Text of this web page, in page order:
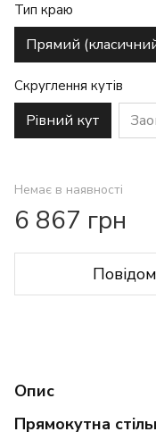
Тип краю
Прямий
Скруглення кутів
Рівний кут
Немає в наявності
6 867 грн
Опис
Прямокутна